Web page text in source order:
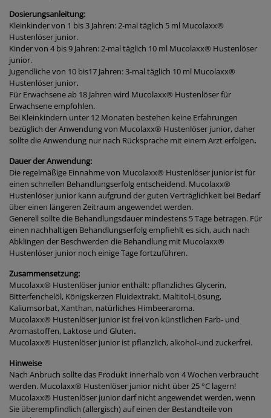
Dosierungsanleitung:
Kleinkinder von 1 bis 3 Jahren: 2-mal täglich 5 ml Mucolaxx®
Hustenlöser junior.
Kinder von 4 bis 9 Jahren: 2-mal täglich 10 ml Mucolaxx® Hustenlöser
junior.
Jugendliche von 10 bis17 Jahren: 3-mal täglich 10 ml Mucolaxx®
Hustenlöser junior.
Für Erwachsene ab 18 Jahren wird Mucolaxx® Hustenlöser für
Erwachsene empfohlen.
Bei Kleinkindern unter 12 Monaten bestehen keine Erfahrungen
bezüglich der Anwendung von Mucolaxx® Hustenlöser junior, daher
sollte die Anwendung nur nach Rücksprache mit einem Arzt erfolgen.
Dauer der Anwendung:
Die regelmäßige Einnahme von Mucolaxx® Hustenlöser junior ist für
einen schnellen Behandlungserfolg entscheidend. Mucolaxx®
Hustenlöser junior kann aufgrund der guten Verträglichkeit bei Bedarf
über einen längeren Zeitraum angewendet werden.
Generell sollte die Behandlungsdauer mindestens 5 Tage betragen. Für
einen nachhaltigen Behandlungserfolg empfiehlt es sich, auch nach
Abklingen der Beschwerden die Behandlung mit Mucolaxx®
Hustenlöser junior noch einige Tage fortzuführen.
Zusammensetzung:
Mucolaxx® Hustenlöser juniorenthält: pflanzliches Glycerin,
Bitterfenchelöl, Königskerzen Fluidextrakt, Maltitol-Lösung,
Kaliumsorbat, Xanthan, natürliches Himbeeraroma.
Mucolaxx® Hustenlöser junior ist frei von künstlichen Farb- und
Aromastoffen, Laktose und Gluten.
Mucolaxx® Hustenlöser junior ist pflanzlich, alkohol-und zuckerfrei.
Hinweise
Nach Anbruch sollte das Produkt innerhalb von 4 Wochen verbraucht
werden. Mucolaxx® Hustenlöser junior nicht über 25 °C lagern!
Mucolaxx® Hustenlöser juniordarf nicht angewendet werden, wenn
Sie überempfindlich (allergisch) auf einen der Bestandteile von